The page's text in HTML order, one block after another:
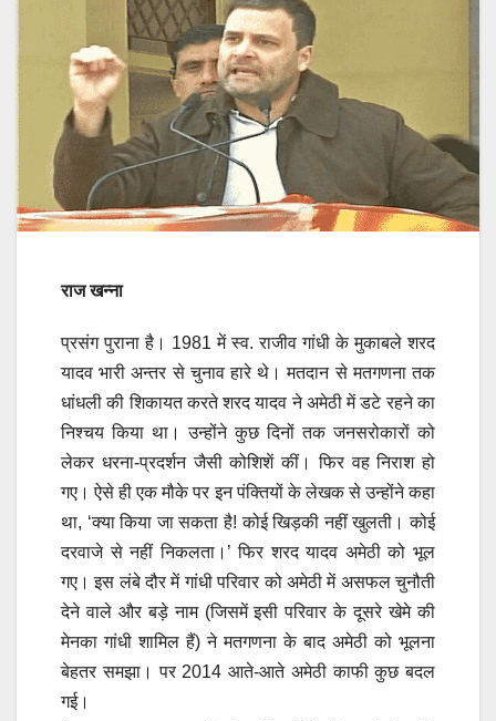
राज खन्ना
प्रसंग पुराना है। 1981 में स्व. राजीव गांधी के मुकाबले शरद
यादव भारी अन्तर से चुनाव हारे थे। मतदान से मतगणना तक
धांधली की शिकायत करते शरद यादव ने अमेठी में डटे रहने का
निश्चय किया था। उन्होंने कुछ दिनों तक जनसरोकारों को
लेकर धरना-प्रदर्शन जैसी कोशिशें कीं। फिर वह निराश हो
गए। ऐसे ही एक मौके पर इन पंक्तियों के लेखक से उन्होंने कहा
था, ‘क्या किया जा सकता है! कोई खिड़की नहीं खुलती। कोई
दरवाजे से नहीं निकलता।’ फिर शरद यादव अमेठी को भूल
गए। इस लंबे दौर में गांधी परिवार को अमेठी में असफल चुनौती
देने वाले और बड़े नाम (जिसमें इसी परिवार के दूसरे खेमे की
मेनका गांधी शामिल हैं) ने मतगणना के बाद अमेठी को भूलना
बेहतर समझा। पर 2014 आते-आते अमेठी काफी कुछ बदल
गई।